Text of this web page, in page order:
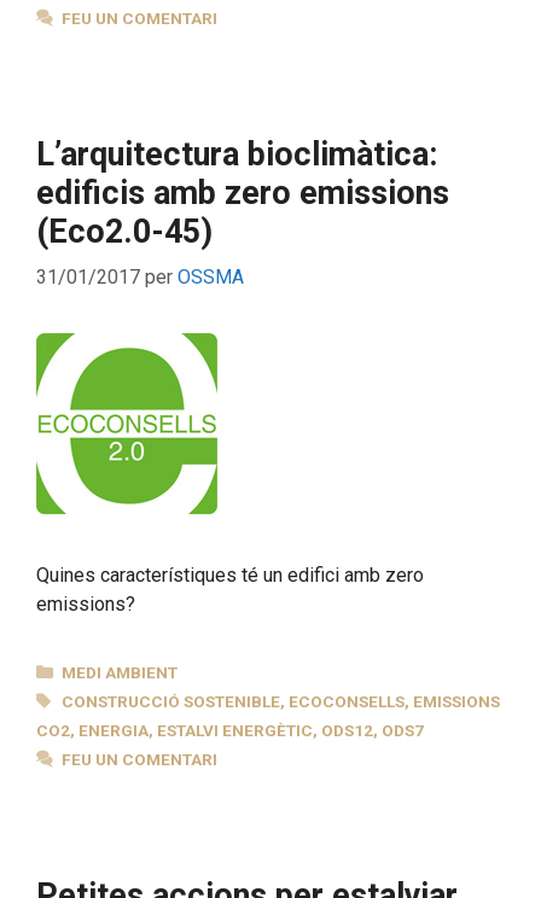
FEU UN COMENTARI
L’arquitectura bioclimàtica:
edificis amb zero emissions
(Eco2.0-45)
31/01/2017 per OSSMA
Quines característiques té un edifici amb zero
emissions?
CATEGORIES
MEDI AMBIENT
ETIQUETES
CONSTRUCCIÓ SOSTENIBLE, ECOCONSELLS, EMISSIONS
CO2, ENERGIA, ESTALVI ENERGÈTIC, ODS12, ODS7
FEU UN COMENTARI